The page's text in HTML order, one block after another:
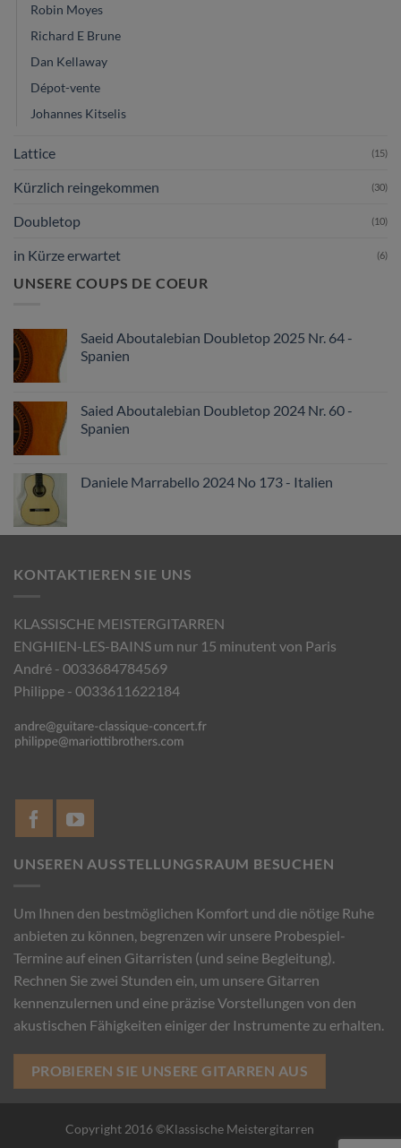
Robin Moyes
Richard E Brune
Dan Kellaway
Dépot-vente
Johannes Kitselis
Lattice (15)
Kürzlich reingekommen (30)
Doubletop (10)
in Kürze erwartet (6)
UNSERE COUPS DE COEUR
Saeid Aboutalebian Doubletop 2025 Nr. 64 -
Spanien
Saied Aboutalebian Doubletop 2024 Nr. 60 -
Spanien
Daniele Marrabello 2024 No 173 - Italien
KONTAKTIEREN SIE UNS
KLASSISCHE MEISTERGITARREN
ENGHIEN-LES-BAINS um nur 15 minutent von Paris
André - 0033684784569
Philippe - 0033611622184
UNSEREN AUSSTELLUNGSRAUM BESUCHEN
Um Ihnen den bestmöglichen Komfort und die nötige Ruhe
anbieten zu können, begrenzen wir unsere Probespiel-
Termine auf einen Gitarristen (und seine Begleitung).
Rechnen Sie zwei Stunden ein, um unsere Gitarren
kennenzulernen und eine präzise Vorstellungen von den
akustischen Fähigkeiten einiger der Instrumente zu erhalten.
PROBIEREN SIE UNSERE GITARREN AUS
Copyright 2016 ©Klassische Meistergitarren